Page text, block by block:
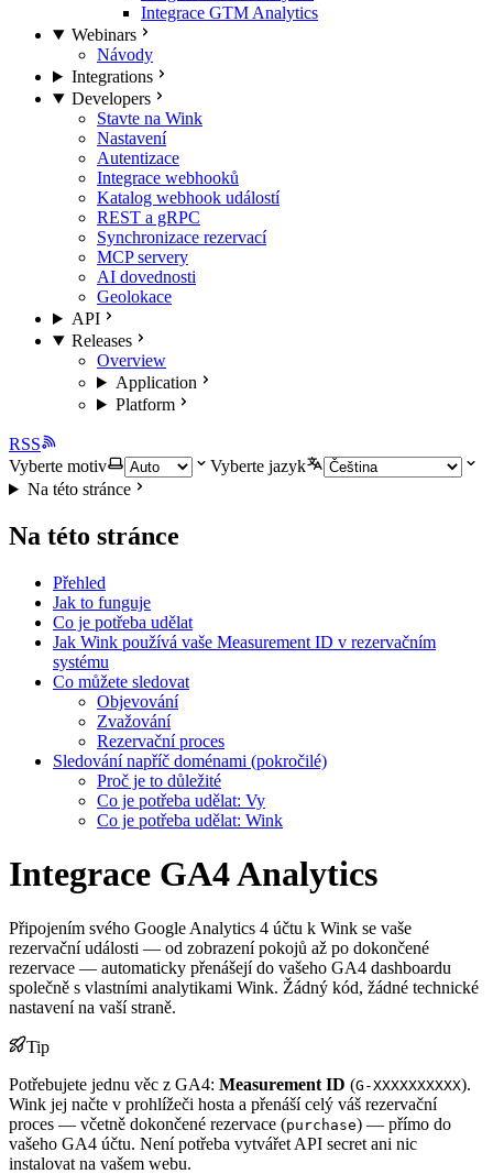
Integrace GTM Analytics
Webinars
Návody
Integrations
Developers
Stavte na Wink
Nastavení
Autentizace
Integrace webhooků
Katalog webhook událostí
REST a gRPC
Synchronizace rezervací
MCP servery
AI dovednosti
Geolokace
API
Releases
Overview
Application
Platform
RSS
Vyberte motiv
Vyberte jazyk
Na této stránce
Na této stránce
Přehled
Jak to funguje
Co je potřeba udělat
Jak Wink používá vaše Measurement ID v rezervačním
systému
Co můžete sledovat
Objevování
Zvažování
Rezervační proces
Sledování napříč doménami (pokročilé)
Proč je to důležité
Co je potřeba udělat: Vy
Co je potřeba udělat: Wink
Integrace GA4 Analytics
Připojením svého Google Analytics 4 účtu k Wink se vaše
rezervační události — od zobrazení pokojů až po dokončené
rezervace — automaticky přenášejí do vašeho GA4 dashboardu
společně s vlastními analytikami Wink. Žádný kód, žádné technické
nastavení na vaší straně.
Tip
Potřebujete jednu věc z GA4: Measurement ID (G-XXXXXXXXXX).
Wink jej načte v prohlížeči hosta a přenáší celý váš rezervační
proces — včetně dokončené rezervace (purchase) — přímo do
vašeho GA4 účtu. Není potřeba vytvářet API secret ani nic
instalovat na vašem webu.